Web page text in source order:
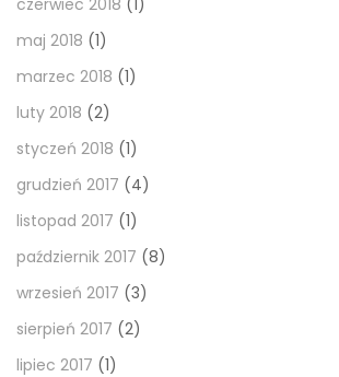
maj 2018 (1)
marzec 2018 (1)
luty 2018 (2)
styczeń 2018 (1)
grudzień 2017 (4)
listopad 2017 (1)
październik 2017 (8)
wrzesień 2017 (3)
sierpień 2017 (2)
lipiec 2017 (1)